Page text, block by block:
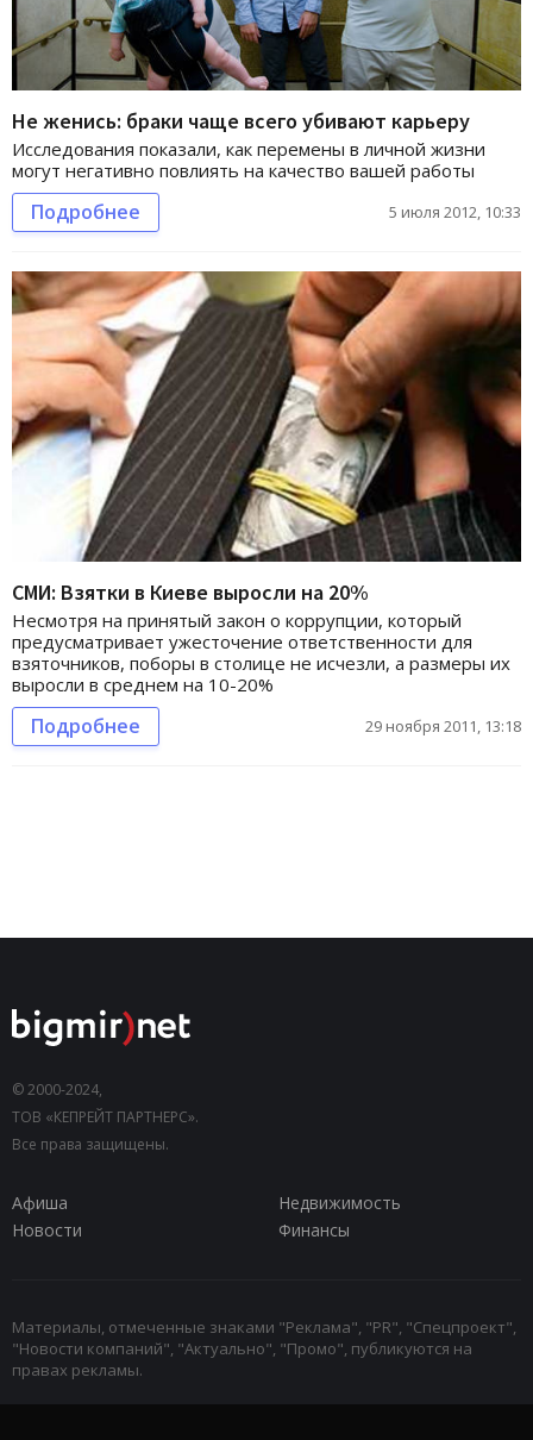
Не женись: браки чаще всего убивают карьеру
Исследования показали, как перемены в личной жизни
могут негативно повлиять на качество вашей работы
Подробнее 5 июля 2012, 10:33
СМИ: Взятки в Киеве выросли на 20%
Несмотря на принятый закон о коррупции, который
предусматривает ужесточение ответственности для
взяточников, поборы в столице не исчезли, а размеры их
выросли в среднем на 10-20%
Подробнее 29 ноября 2011, 13:18
© 2000-2024,
ТОВ «КЕПРЕЙТ ПАРТНЕРС».
Все права защищены.
Афиша
Недвижимость
Новости
Финансы
Материалы, отмеченные знаками "Реклама", "PR", "Спецпроект",
"Новости компаний", "Актуально", "Промо", публикуются на
правах рекламы.